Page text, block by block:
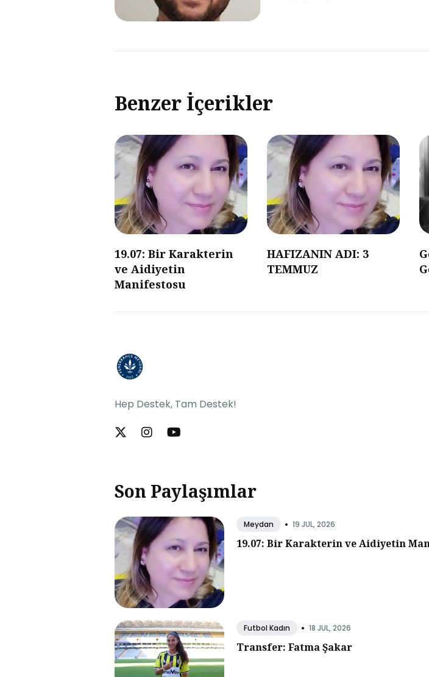
Benzer İçerikler
19.07: Bir Karakterin
ve Aidiyetin
Manifestosu
HAFIZANIN ADI: 3
TEMMUZ
Hep Destek, Tam Destek!
Son Paylaşımlar
Meydan • 19 JUL, 2026
19.07: Bir Karakterin ve Aidiyetin
Futbol Kadın • 18 JUL, 2026
Transfer: Fatma Şakar